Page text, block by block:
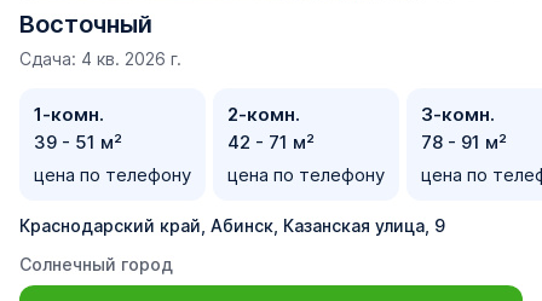
Восточный
Сдача: 4 кв. 2026 г.
1-комн.
39 - 51 м²
цена по телефону
2-комн.
42 - 71 м²
цена по телефону
3-комн.
78 - 91 м²
цена по
Краснодарский край, Абинск, Казанская улица, 9
Солнечный город